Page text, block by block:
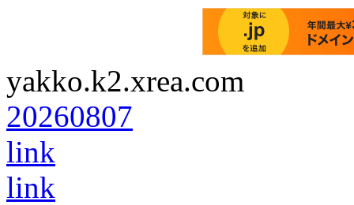
yakko.k2.xrea.com
20260807
link
link